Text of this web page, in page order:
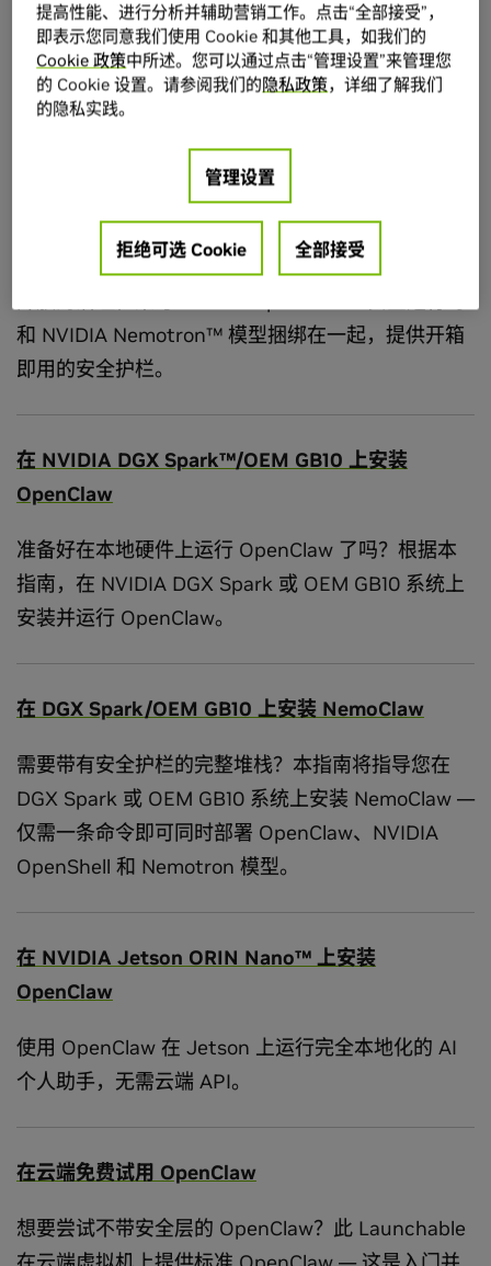
您自己的智能体了。利用以下这些资源继续您的旅
程，您可以选择在本地安装或云端免费试用。
使用 NVIDIA NemoClaw™ 快速入门
NVIDIA NemoClaw 是一个开源参考堆栈，只需一条
智能体、LangChain Deep 智能体或 OpenClaw 等
和 NVIDIA Nemotron™ 模型捆绑在一起，提供开箱
即用的安全护栏。
在 NVIDIA DGX Spark™/OEM GB10 上安装
OpenClaw
准备好在本地硬件上运行 OpenClaw 了吗？根据本
指南，在 NVIDIA DGX Spark 或 OEM GB10 系统上
安装并运行 OpenClaw。
在 DGX Spark/OEM GB10 上安装 NemoClaw
需要带有安全护栏的完整堆栈？本指南将指导您在
DGX Spark 或 OEM GB10 系统上安装 NemoClaw —
仅需一条命令即可同时部署 OpenClaw、NVIDIA
OpenShell 和 Nemotron 模型。
在 NVIDIA Jetson ORIN Nano™ 上安装
OpenClaw
使用 OpenClaw 在 Jetson 上运行完全本地化的 AI
个人助手，无需云端 API。
在云端免费试用 OpenClaw
想要尝试不带安全层的 OpenClaw？此 Launchable
提高性能、进行分析并辅助营销工作。点击“全部接受”，
即表示您同意我们使用 Cookie 和其他工具，如我们的
Cookie 政策中所述。您可以通过点击“管理设置”来管理您
的 Cookie 设置。请参阅我们的隐私政策，详细了解我们
的隐私实践。
管理设置
拒绝可选 Cookie 全部接受